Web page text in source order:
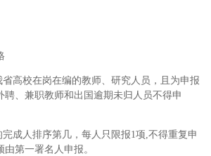
省高校在岗在编的教师、研究人员，且为申报
聘、兼职教师和出国逾期未归人员不得申
成人排序第几，每人只限报1项,不得重复申
第一署名人申报。